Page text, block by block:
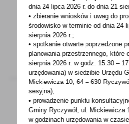
Organizatorem Konkursu
Mała Ojczyzna” jest
programu jest pobudzenie...
31 - 05 - 2022
dnia 24 lipca 2026 r. do dnia 21
• zbieranie wniosków i uwag do
środowisko w terminie od dnia 24
sierpnia 2026 r.;
• spotkanie otwarte poprzedzone
planowania przestrzennego, które
sierpnia 2026 r.w godz. 15.30 –
urzędowania) w siedzibie Urzędu
Mickiewicza 10, 64 – 630
sesyjna),
• prowadzenie punktu
Gminy Ryczywół, ul. Mickiewicza
w godzinachurzędowania w